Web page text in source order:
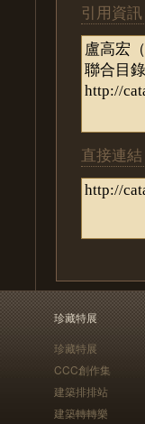
引用資訊
直接連結
珍藏特展
珍藏特展
CCC創作集
建築排排站
建築轉轉樂